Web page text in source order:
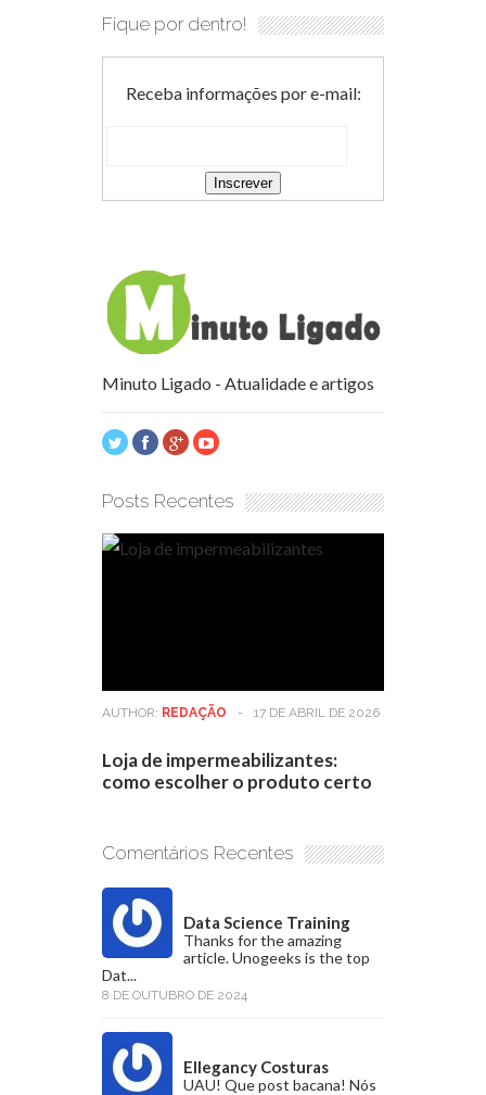
Fique por dentro!
Receba informações por e-mail:
Minuto Ligado - Atualidade e artigos
Posts Recentes
AUTHOR: REDAÇÃO - 17 DE ABRIL DE 2026
Loja de impermeabilizantes:
como escolher o produto certo
Comentários Recentes
Data Science Training
Thanks for the amazing
article. Unogeeks is the top
Dat...
8 DE OUTUBRO DE 2024
Ellegancy Costuras
UAU! Que post bacana! Nós